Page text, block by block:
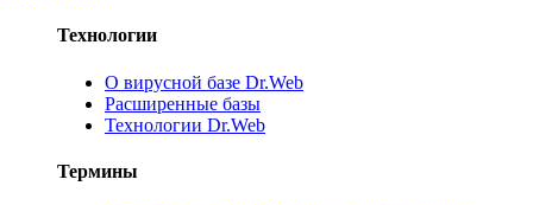
Технологии
О вирусной базе Dr.Web
Расширенные базы
Технологии Dr.Web
Термины